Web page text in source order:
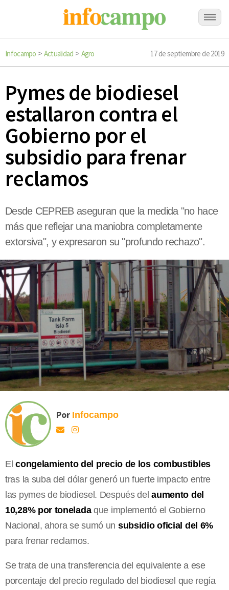
Infocampo > Actualidad > Agro 17 de septiembre de 2019
Pymes de biodiesel
estallaron contra el
Gobierno por el
subsidio para frenar
reclamos
Desde CEPREB aseguran que la medida "no hace
más que reflejar una maniobra completamente
extorsiva", y expresaron su "profundo rechazo".
Por Infocampo
Elcongelamiento del precio de los combustibles
tras la suba del dólar generó un fuerte impacto entre
las pymes de biodiesel. Después delaumento del
10,28% por toneladaque implementó el Gobierno
Nacional, ahora se sumó un subsidio oficial del 6%
para frenar reclamos.
Se trata de una transferencia del equivalente a ese
porcentaje del precio regulado del biodiesel que regía